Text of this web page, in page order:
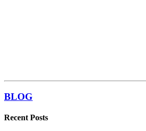
BLOG
Recent Posts